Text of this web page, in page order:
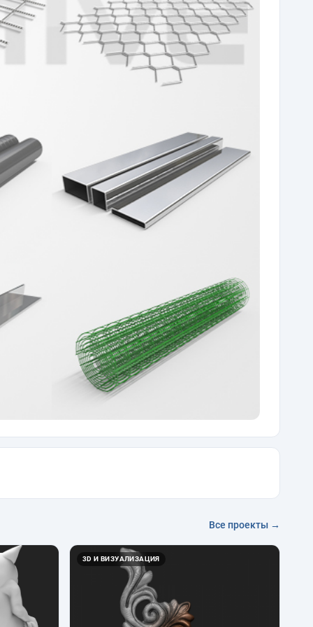
Все проекты →
3D И ВИЗУАЛИЗАЦИЯ